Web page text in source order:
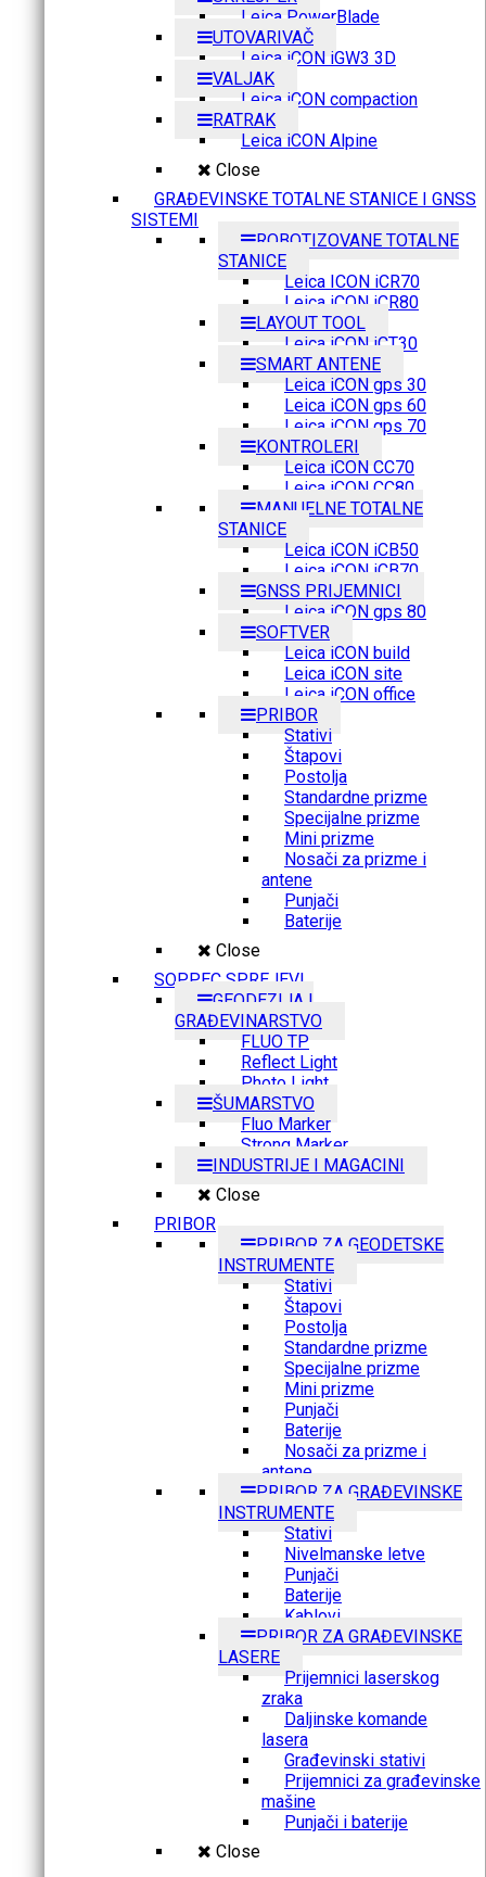
Leica PowerBlade
UTOVARIVAČ
Leica iCON iGW3 3D
VALJAK
Leica iCON compaction
RATRAK
Leica iCON Alpine
Close
GRAĐEVINSKE TOTALNE STANICE I GNSS
SISTEMI
ROBOTIZOVANE TOTALNE
STANICE
Leica ICON iCR70
Leica iCON iCR80
LAYOUT TOOL
Leica iCON iCT30
SMART ANTENE
Leica iCON gps 30
Leica iCON gps 60
Leica iCON gps 70
KONTROLERI
Leica iCON CC70
Leica iCON CC80
MANUELNE TOTALNE
STANICE
Leica iCON iCB50
Leica iCON iCB70
GNSS PRIJEMNICI
Leica iCON gps 80
SOFTVER
Leica iCON build
Leica iCON site
Leica iCON office
PRIBOR
Stativi
Štapovi
Postolja
Standardne prizme
Specijalne prizme
Mini prizme
Nosači za prizme i
antene
Punjači
Baterije
Close
SOPPEC SPREJEVI
GEODEZIJA I
GRAĐEVINARSTVO
FLUO TP
Reflect Light
Photo Light
ŠUMARSTVO
Fluo Marker
Strong Marker
INDUSTRIJE I MAGACINI
Close
PRIBOR
PRIBOR ZA GEODETSKE
INSTRUMENTE
Stativi
Štapovi
Postolja
Standardne prizme
Specijalne prizme
Mini prizme
Punjači
Baterije
Nosači za prizme i
antene
PRIBOR ZA GRAĐEVINSKE
INSTRUMENTE
Stativi
Nivelmanske letve
Punjači
Baterije
Kablovi
PRIBOR ZA GRAĐEVINSKE
LASERE
Prijemnici laserskog
zraka
Daljinske komande
lasera
Građevinski stativi
Prijemnici za građevinske
mašine
Punjači i baterije
Close